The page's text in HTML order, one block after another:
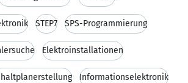
STEP7 SPS-Programmierung
Elektroinstallationen
Informationselektronik